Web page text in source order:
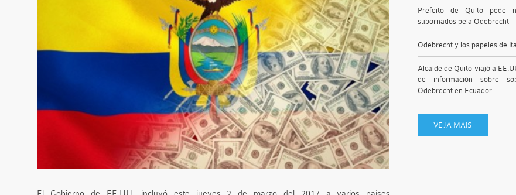
Prefeito de Quito pede
subornados pela Odebrecht
Odebrecht y los papeles de
Alcalde de Quito viajó a
de información sobre
Odebrecht en Ecuador
VEJA MAIS